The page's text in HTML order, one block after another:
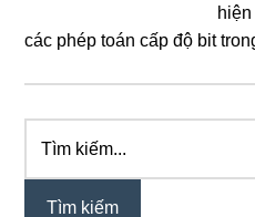
các phép toán cấp độ bit
Sidebar
chính
kiếm...